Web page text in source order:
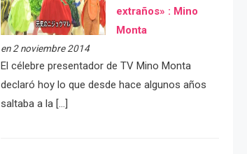
extraños» : Mino
Monta
en 2 noviembre 2014
El célebre presentador de TV Mino Monta
declaró hoy lo que desde hace algunos años
saltaba a la […]